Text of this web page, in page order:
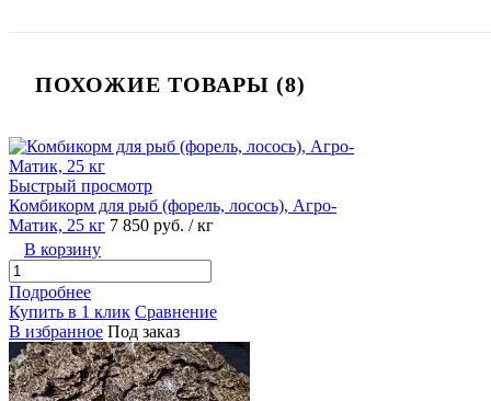
ПОХОЖИЕ ТОВАРЫ (8)
Быстрый просмотр
Комбикорм для рыб (форель, лосось), Агро-
Матик, 25 кг 7 850 руб. / кг
В корзину
Подробнее
Купить в 1 клик Сравнение
В избранное Под заказ